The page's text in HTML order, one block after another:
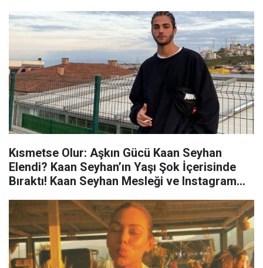
Kısmetse Olur: Aşkın Gücü Kaan Seyhan
Elendi? Kaan Seyhan’ın Yaşı Şok İçerisinde
Bıraktı! Kaan Seyhan Mesleği ve Instagram